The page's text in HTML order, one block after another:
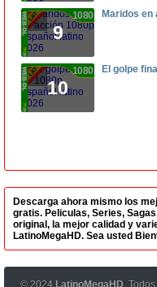
9
1080p Maridos en
10
1080p El golpe
Descarga ahora mismo los
gratis. Peliculas, Series,
original, la mejor calidad y
LatinoMegaHD. Sea usted